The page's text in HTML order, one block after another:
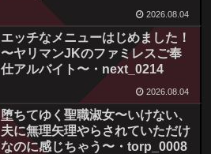
2026.08.04
エッチなメニューはじめました！
〜ヤリマンJKのファミレスご奉
仕アルバイト〜・next_0214
2026.08.04
堕ちてゆく聖職淑女〜いけない、
夫に無理矢理やらされていただけ
なのに感じちゃう〜・torp_0008